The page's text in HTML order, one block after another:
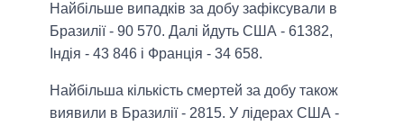
Найбільше випадків за добу зафіксували в
Бразилії - 90 570. Далі йдуть США - 61382,
Індія - 43 846 і Франція - 34 658.
Найбільша кількість смертей за добу також
виявили в Бразилії - 2815. У лідерах США -